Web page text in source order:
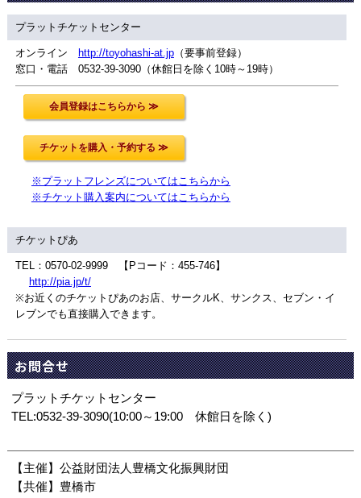
プラットチケットセンター
オンライン http://toyohashi-at.jp（要事前登録）
窓口・電話 0532-39-3090（休館日を除く10時～19時）
※プラットフレンズについてはこちらから
※チケット購入案内についてはこちらから
チケットぴあ
TEL：0570-02-9999 【Pコード：455-746】
http://pia.jp/t/
※お近くのチケットぴあのお店、サークルK、サンクス、セブン・イ
レブンでも直接購入できます。
お問合せ
プラットチケットセンター
TEL:0532-39-3090(10:00～19:00 休館日を除く)
【主催】公益財団法人豊橋文化振興財団
【共催】豊橋市